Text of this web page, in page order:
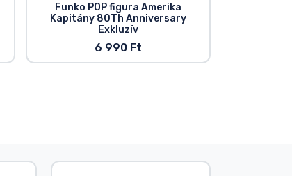
Funko POP figura Amerika
Kapitány 80Th Anniversary
Exkluzív
6 990 Ft